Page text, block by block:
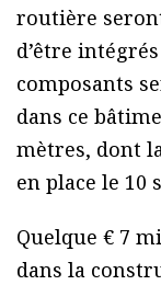
routière
d’être
composants
dans ce
mètres, dont
en place le 10
Quelque € 7
dans la